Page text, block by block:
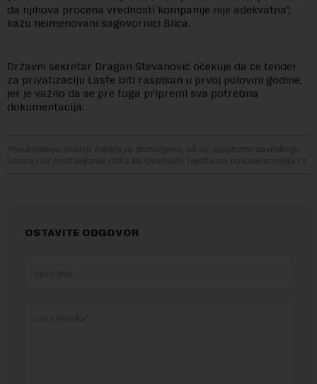
da njihova procena vrednosti kompanije nije adekvatna“,
kažu neimenovani sagovornici Blica.
Državni sekretar Dragan Stevanović očekuje da će tender
za privatizaciju Laste biti raspisan u prvoj polovini godine,
jer je važno da se pre toga pripremi sva potrebna
dokumentacija.
Preuzimanje delova teksta je dozvoljeno, ali uz obavezno navođenje
izvora i uz postavljanje linka ka izvornom tekstu na novaekonomija.rs
OSTAVITE ODGOVOR